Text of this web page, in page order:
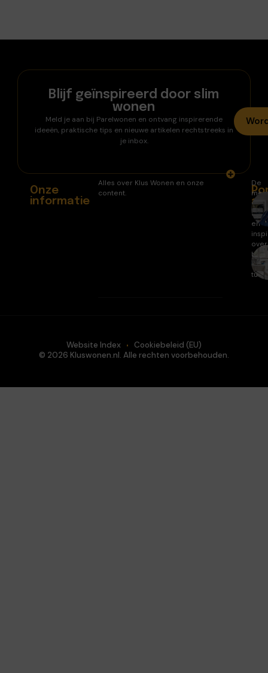
Blijf geïnspireerd door slim
wonen
Meld je aan bij Parelwonen en ontvang inspirerende
ideeën, praktische tips en nieuwe artikelen rechtstreeks in
je inbox.
Onze
informatie
Alles over Klus Wonen en onze
content.
De
en
over
huis
en
tuin.
© 2026 Kluswonen.nl. Alle rechten voorbehouden.
Website Index Cookiebeleid (EU)